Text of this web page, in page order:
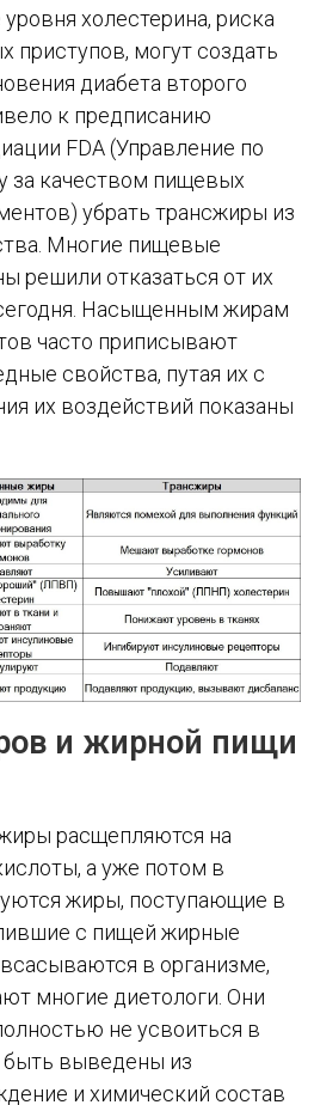
холестерина, риска
приступов, могут создать
диабета второго
к предписанию
FDA (Управление по
за качеством пищевых
убрать трансжиры из
Многие пищевые
решили отказаться от их
Насыщенным жирам
часто приписывают
свойства, путая их с
их воздействий показаны
и жирной пищи
расщепляются на
а уже потом в
жиры, поступающие в
с пищей жирные
в организме,
многие диетологи. Они
не усвоиться в
выведены из
и химический состав